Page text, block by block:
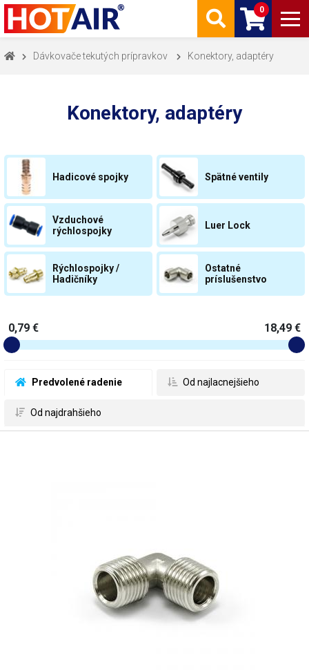
0
Dávkovače tekutých prípravkov Konektory, adaptéry
Konektory, adaptéry
Hadicové spojky Spätné ventily
Vzduchové
rýchlospojky
Luer Lock
Rýchlospojky /
Hadičníky
Ostatné
príslušenstvo
Predvolené radenie Od najlacnejšieho
Od najdrahšieho
0,79 € 18,49 €